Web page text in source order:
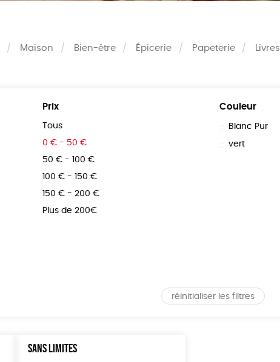
Maison Bien-être Épicerie Papeterie Livres
Prix
Tous
0 € - 50 €
50 € - 100 €
100 € - 150 €
150 € - 200 €
Plus de 200€
Couleur
Blanc Pur
vert
réinitialiser les filtres
SANS LIMITES